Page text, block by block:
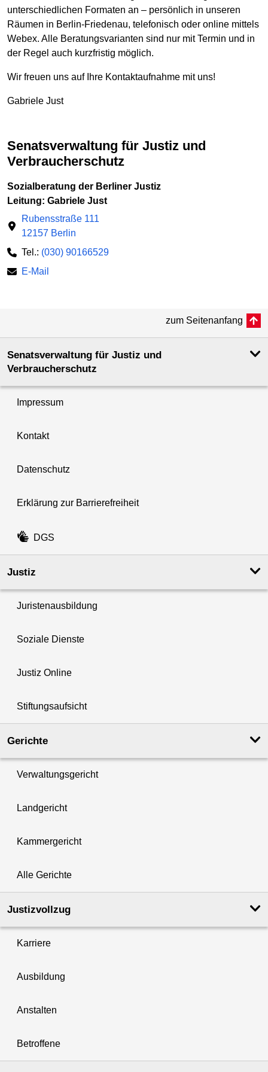
unterschiedlichen Formaten an – persönlich in unseren
Räumen in Berlin-Friedenau, telefonisch oder online mittels
Webex. Alle Beratungsvarianten sind nur mit Termin und in
der Regel auch kurzfristig möglich.
Wir freuen uns auf Ihre Kontaktaufnahme mit uns!
Gabriele Just
Senatsverwaltung für Justiz und
Verbraucherschutz
Sozialberatung der Berliner Justiz
Leitung: Gabriele Just
Rubensstraße 111
12157 Berlin
Tel.: (030) 90166529
E-Mail
zum Seitenanfang
Senatsverwaltung für Justiz und
Verbraucherschutz
Impressum
Kontakt
Datenschutz
Erklärung zur Barrierefreiheit
DGS
Justiz
Juristenausbildung
Soziale Dienste
Justiz Online
Stiftungsaufsicht
Gerichte
Verwaltungsgericht
Landgericht
Kammergericht
Alle Gerichte
Justizvollzug
Karriere
Ausbildung
Anstalten
Betroffene